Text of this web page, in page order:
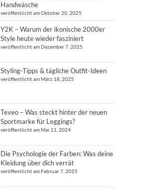
Handwäsche
veröffentlicht am Oktober 20, 2025
Y2K – Warum der ikonische 2000er
Style heute wieder fasziniert
veröffentlicht am Dezember 7, 2025
Styling-Tipps & tägliche Outfit-Ideen
veröffentlicht am März 18, 2025
Teveo – Was steckt hinter der neuen
Sportmarke für Leggings?
veröffentlicht am Mai 11, 2024
Die Psychologie der Farben: Was deine
Kleidung über dich verrät
veröffentlicht am Februar 7, 2025